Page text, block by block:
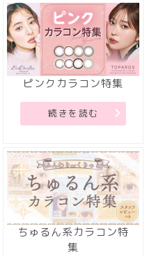
ピンクカラコン特集
続きを読む
ちゅるん系カラコン特
集